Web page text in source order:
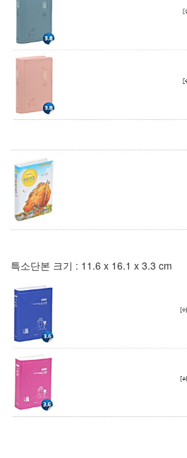
특소단본 크기 : 11.6 x 16.1 x 3.3 cm